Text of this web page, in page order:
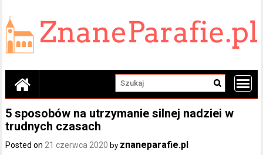
content
5 sposobów na utrzymanie silnej nadziei w
trudnych czasach
Posted on 21 czerwca 2020 by znaneparafie.pl